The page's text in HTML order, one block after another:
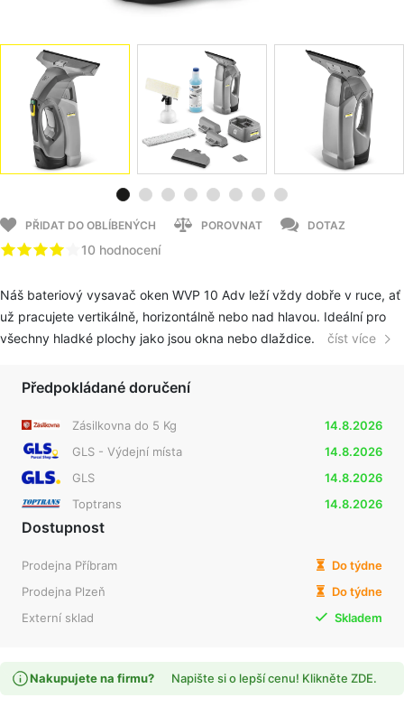
PŘIDAT DO OBLÍBENÝCH POROVNAT DOTAZ
10 hodnocení
Náš bateriový vysavač oken WVP 10 Adv leží vždy dobře v ruce, ať
už pracujete vertikálně, horizontálně nebo nad hlavou. Ideální pro
všechny hladké plochy jako jsou okna nebo dlaždice.
číst více
Předpokládané doručení
Zásilkovna do 5 Kg
14.8.2026
GLS - Výdejní místa
14.8.2026
GLS
14.8.2026
Toptrans
14.8.2026
Dostupnost
Prodejna Příbram
Do týdne
Prodejna Plzeň
Do týdne
Externí sklad
Skladem
Nakupujete na firmu? Napište si o lepší cenu! Klikněte ZDE.